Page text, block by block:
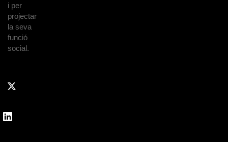
i per
projectar
la seva
funció
social.